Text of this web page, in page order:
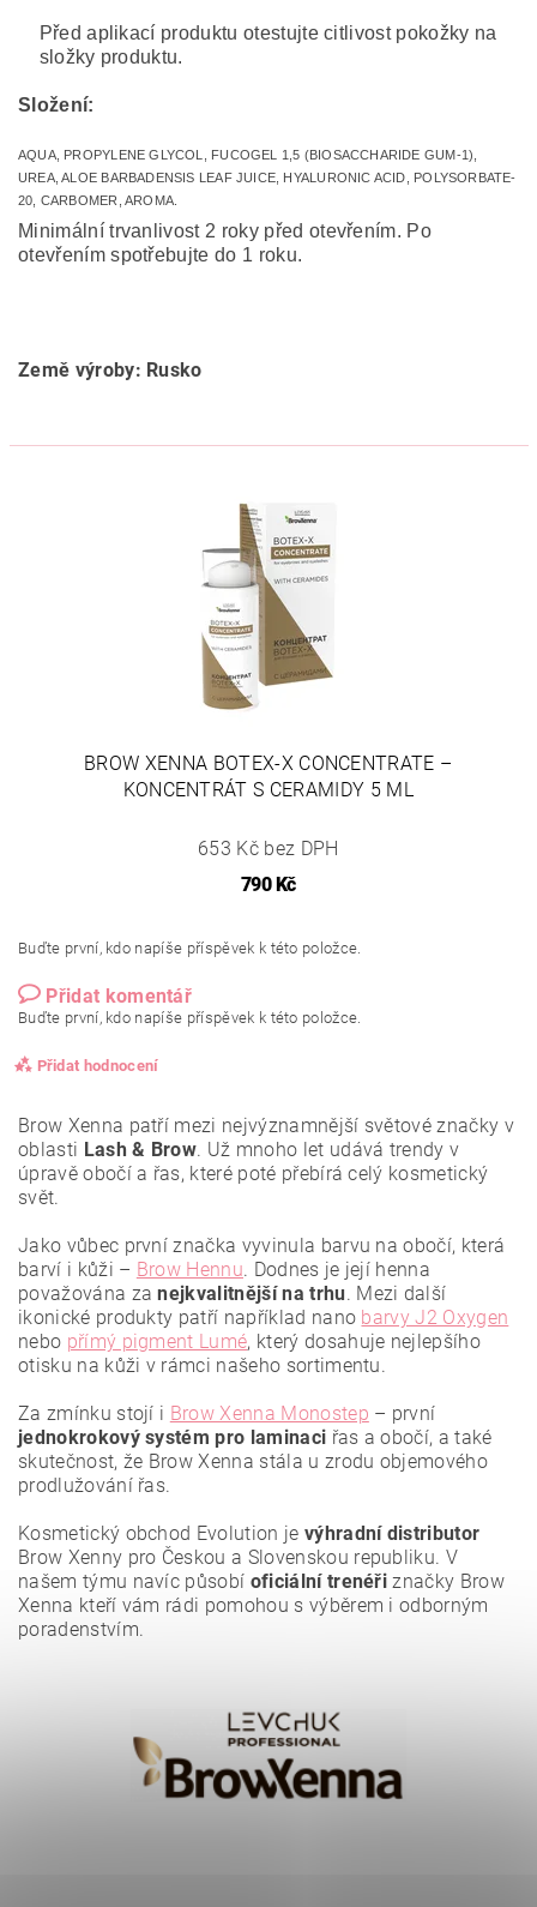
Před aplikací produktu otestujte citlivost pokožky na
složky produktu.
Složení:
AQUA, PROPYLENE GLYCOL, FUCOGEL 1,5 (BIOSACCHARIDE GUM-1),
UREA, ALOE BARBADENSIS LEAF JUICE, HYALURONIC ACID, POLYSORBATE-
20, CARBOMER, AROMA.
Minimální trvanlivost 2 roky před otevřením. Po
otevřením spotřebujte do 1 roku.
Země výroby: Rusko
BROW XENNA BOTEX-X CONCENTRATE –
KONCENTRÁT S CERAMIDY 5 ML
653 Kč bez DPH
790 Kč
Buďte první, kdo napíše příspěvek k této položce.
Přidat komentář
Buďte první, kdo napíše příspěvek k této položce.
Přidat hodnocení
Vložením hodnocení souhlasíte sezásadami ochrany
osobních údajů.
Brow Xenna patří mezi nejvýznamnější světové značky v
oblasti Lash & Brow. Už mnoho let udává trendy v
úpravě obočí a řas, které poté přebírá celý kosmetický
svět.
Jako vůbec první značka vyvinula barvu na obočí, která
barví i kůži – Brow Hennu. Dodnes je její henna
považována zanejkvalitnější na trhu. Mezi další
ikonické produkty patří například nano barvy J2 Oxygen
nebo přímý pigment Lumé, který dosahuje nejlepšího
otisku na kůži v rámci našeho sortimentu.
Za zmínku stojí i Brow Xenna Monostep – první
jednokrokový systém pro laminaci řas a obočí, a také
skutečnost, že Brow Xenna stála u zrodu objemového
prodlužování řas.
Kosmetický obchod Evolution je výhradní distributor
Brow Xenny pro Českou a Slovenskou republiku. V
našem týmu navíc působí oficiální trenéři značky Brow
Xenna kteří vám rádi pomohou s výběrem i odborným
poradenstvím.